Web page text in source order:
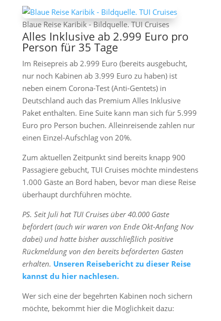
Blaue Reise Karibik - Bildquelle. TUI Cruises
Alles Inklusive ab 2.999 Euro pro
Person für 35 Tage
Im Reisepreis ab 2.999 Euro (bereits ausgebucht,
nur noch Kabinen ab 3.999 Euro zu haben) ist
neben einem Corona-Test (Anti-Gentets) in
Deutschland auch das Premium Alles Inklusive
Paket enthalten. Eine Suite kann man sich für 5.999
Euro pro Person buchen. Alleinreisende zahlen nur
einen Einzel-Aufschlag von 20%.
Zum aktuellen Zeitpunkt sind bereits knapp 900
Passagiere gebucht, TUI Cruises möchte mindestens
1.000 Gäste an Bord haben, bevor man diese Reise
überhaupt durchführen möchte.
PS. Seit Juli hat TUI Cruises über 40.000 Gäste
befördert (auch wir waren von Ende Okt-Anfang Nov
dabei) und hatte bisher ausschließlich positive
Rückmeldung von den bereits beförderten Gästen
erhalten. Unseren Reisebericht zu dieser Reise
kannst du hier nachlesen.
Wer sich eine der begehrten Kabinen noch sichern
möchte, bekommt hier die Möglichkeit dazu: